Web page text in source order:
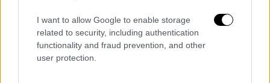
I want to allow Google to enable storage
related to security, including authentication
functionality and fraud prevention, and other
user protection.
μπορούμε για την εδραίωση της ειρήνης.
Σήμερα θα έχουμε συνάντηση μας με τον κ.
Ζελένσκικαι στη συνέχεια ο κ. Πούτιν θα
πραγματοποιήσει επίσκεψη στην Τουρκία